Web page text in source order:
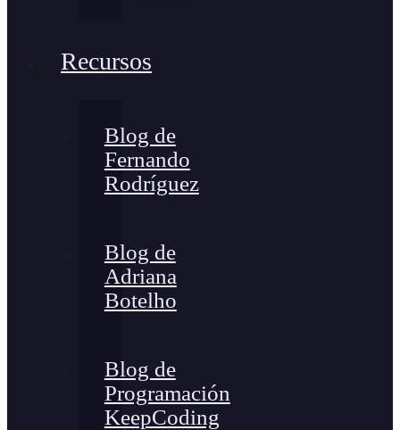
Recursos
Blog de
Fernando
Rodríguez
Blog de
Adriana
Botelho
Blog de
Programación
KeepCoding